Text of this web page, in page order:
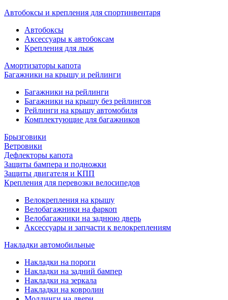
Автобоксы и крепления для спортинвентаря
Автобоксы
Аксессуары к автобоксам
Крепления для лыж
Амортизаторы капота
Багажники на крышу и рейлинги
Багажники на рейлинги
Багажники на крышу без рейлингов
Рейлинги на крышу автомобиля
Комплектующие для багажников
Брызговики
Ветровики
Дефлекторы капота
Защиты бампера и подножки
Защиты двигателя и КПП
Крепления для перевозки велосипедов
Велокрепления на крышу
Велобагажники на фаркоп
Велобагажники на заднюю дверь
Аксессуары и запчасти к велокреплениям
Накладки автомобильные
Накладки на пороги
Накладки на задний бампер
Накладки на зеркала
Накладки на ковролин